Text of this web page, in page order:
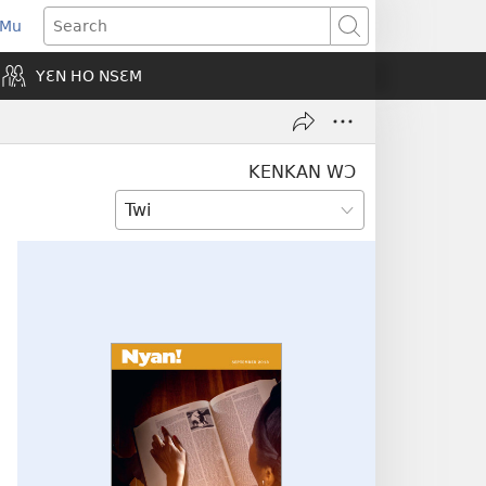
Search
YƐN HO NSƐM
KENKAN WƆ